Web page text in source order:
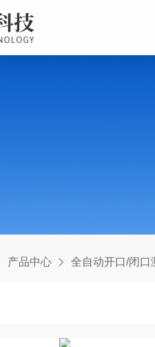
产品中心 全自动开口/闭口